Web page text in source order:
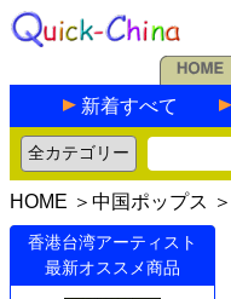
新着すべて
HOME ＞ 中国ポップス ＞
香港台湾アーティスト
最新オススメ商品